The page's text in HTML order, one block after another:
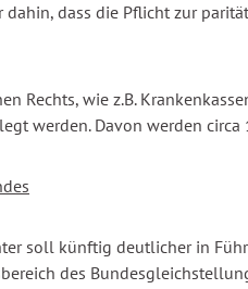
dass die Pflicht zur
Rechts, wie z.B.
werden. Davon werden
soll künftig deutlicher in
des